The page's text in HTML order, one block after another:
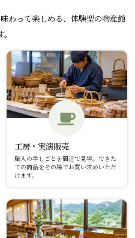
わって楽しめる、体験型の物産館
工房・実演販売
職人の手しごとを間近で見学。できた
ての商品をその場でお買い求めいただ
けます。